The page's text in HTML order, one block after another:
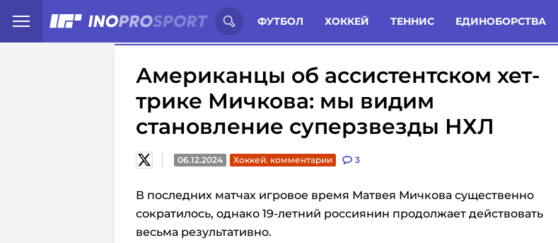
ФУТБОЛ ХОККЕЙ ТЕННИС ЕДИНОБОРСТВА
Иностранцы о спорте России: Статьи Комменты Новости
Американцы об ассистентском хет-
трике Мичкова: мы видим
становление суперзвезды НХЛ
06.12.2024 Хоккей. комментарии 3
В последних матчах игровое время Матвея Мичкова существенно
сократилось, однако 19-летний россиянин продолжает действовать
весьма результативно.